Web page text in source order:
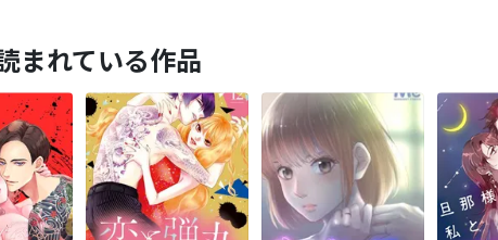
まれている作品